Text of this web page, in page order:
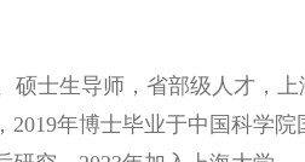
硕士生导师，省部级人才， 上
2019年博士毕业于中国科学